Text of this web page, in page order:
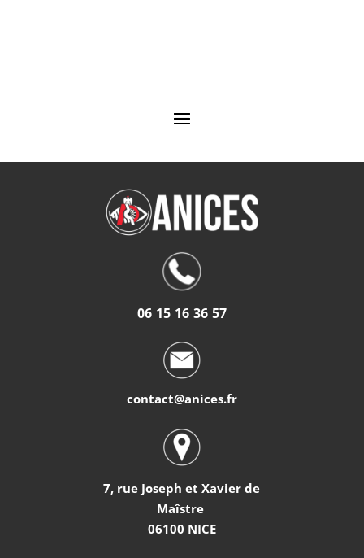
06 15 16 36 57
contact@anices.fr
7, rue Joseph et Xavier de
Maîstre
06100 NICE